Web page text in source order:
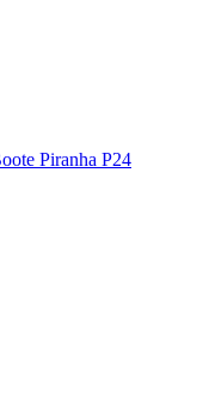
Piranha P24